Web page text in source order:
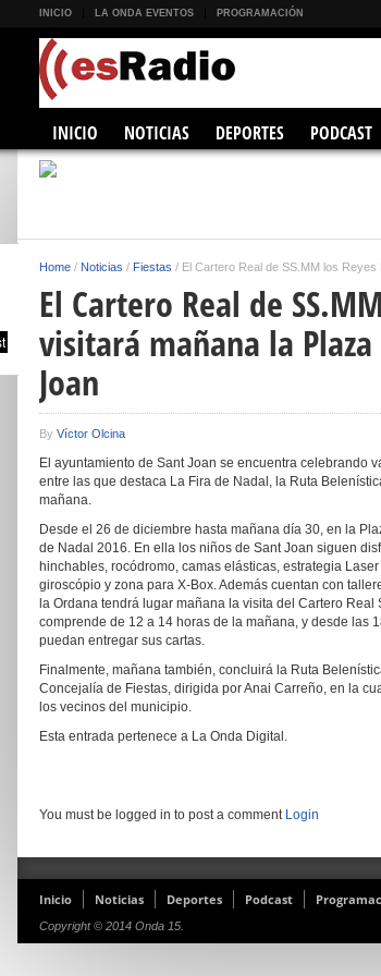
INICIO LA ONDA EVENTOS PROGRAMACIÓN
INICIO NOTICIAS DEPORTES PODCAST
Home / Noticias / Fiestas / El Cartero Real de SS.MM los
El Cartero Real de
visitará mañana la
Joan
By Víctor Olcina
El ayuntamiento de Sant Joan se encuentra celebrando
entre las que destaca La Fira de Nadal, la Ruta
mañana.
Desde el 26 de diciembre hasta mañana día 30, en la
de Nadal 2016. En ella los niños de Sant Joan siguen
hinchables, rocódromo, camas elásticas, estrategia
giroscópio y zona para X-Box. Además cuentan con
la Ordana tendrá lugar mañana la visita del Cartero
comprende de 12 a 14 horas de la mañana, y desde las
puedan entregar sus cartas.
Finalmente, mañana también, concluirá la Ruta
Concejalía de Fiestas, dirigida por Anai Carreño, en la
los vecinos del municipio.
Esta entrada pertenece a La Onda Digital.
You must be logged in to post a comment Login
Inicio Noticias Deportes Podcast
Copyright © 2014 Onda 15.